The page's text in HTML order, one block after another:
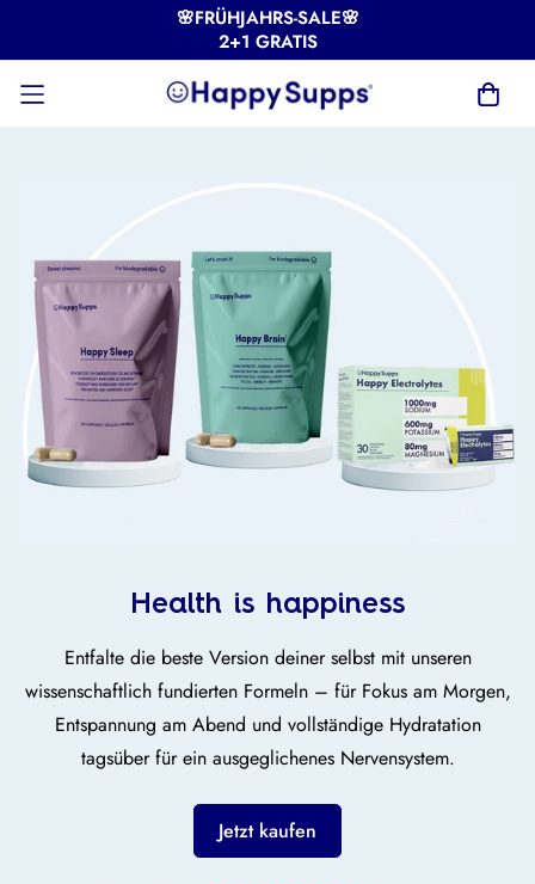
🌸FRÜHJAHRS-SALE🌸
2+1 GRATIS
Health is happiness
Entfalte die beste Version deiner selbst mit unseren
wissenschaftlich fundierten Formeln – für Fokus am Morgen,
Entspannung am Abend und vollständige Hydratation
tagsüber für ein ausgeglichenes Nervensystem.
Jetzt kaufen